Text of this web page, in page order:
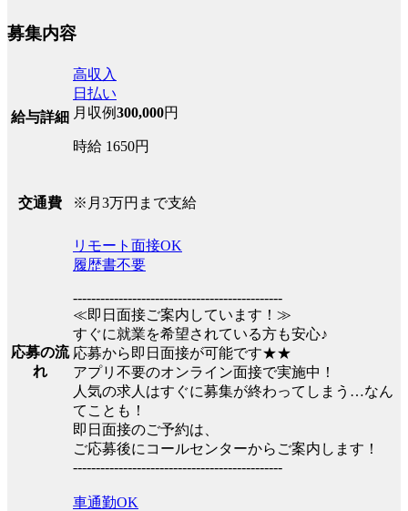
募集内容
給与詳細
高収入
日払い
月収例300,000円
時給 1650円
交通費 ※月3万円まで支給
応募の流
れ
リモート面接OK
履歴書不要
----------------------------------------------
≪即日面接ご案内しています！≫
すぐに就業を希望されている方も安心♪
応募から即日面接が可能です★★
アプリ不要のオンライン面接で実施中！
人気の求人はすぐに募集が終わってしまう…なん
てことも！
即日面接のご予約は、
ご応募後にコールセンターからご案内します！
----------------------------------------------
車通勤OK